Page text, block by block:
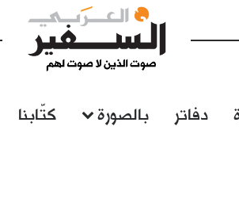
دفاتر بالصورة كتّابنا